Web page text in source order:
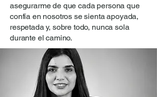
asegurarme de que cada persona que
confía en nosotros se sienta apoyada,
respetada y, sobre todo, nunca sola
durante el camino.